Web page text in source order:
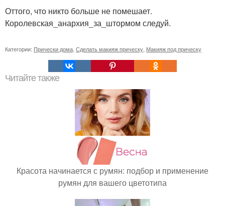
Оттого, что никто больше не помешает.
Королевская_анархия_за_штормом следуй.
Категории: Прически дома Сделать макияж прическу Макияж под прическу
Читайте также
Красота начинается с румян: подбор и применение
румян для вашего цветотипа